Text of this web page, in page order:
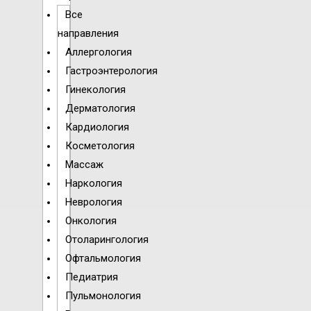
Все
направления
Аллергология
Гастроэнтерология
Гинекология
Дерматология
Кардиология
Косметология
Массаж
Наркология
Неврология
Онкология
Отоларингология
Офтальмология
Педиатрия
Пульмонология